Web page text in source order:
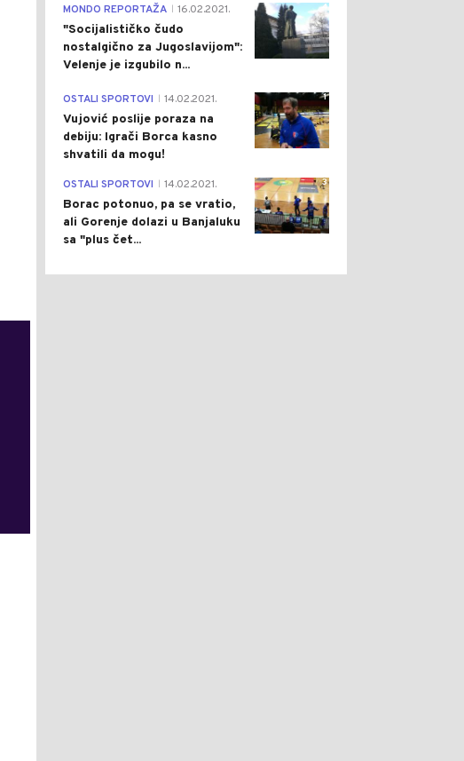
4
MONDO REPORTAŽA 16.02.2021.
"Socijalističko čudo
nostalgično za Jugoslavijom":
Velenje je izgubilo n...
1
OSTALI SPORTOVI 14.02.2021.
Vujović poslije poraza na
debiju: Igrači Borca kasno
shvatili da mogu!
3
OSTALI SPORTOVI 14.02.2021.
Borac potonuo, pa se vratio,
ali Gorenje dolazi u Banjaluku
sa "plus čet...